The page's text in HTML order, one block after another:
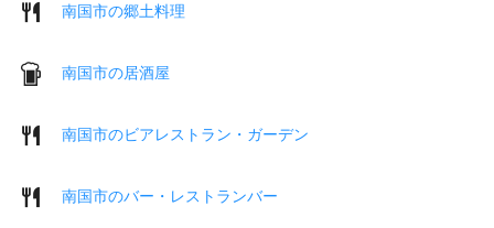
南国市の郷土料理
南国市の居酒屋
南国市のビアレストラン・ガーデン
南国市のバー・レストランバー